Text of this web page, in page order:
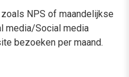
NPS of maandelijkse
media/Social media
bezoeken per maand.